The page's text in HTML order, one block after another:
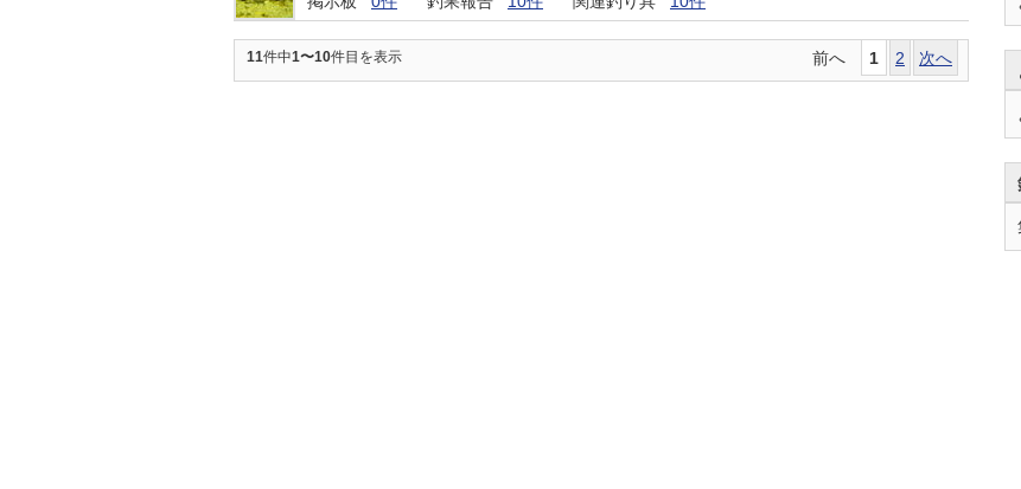
11件中1〜10件目を表示 前へ 1 2 次へ